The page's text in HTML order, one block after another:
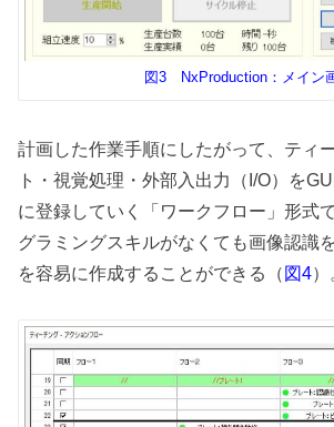
図3 NxProduction：メイン
計画した作業手順にしたがって、ティ
ト・視覚処理・外部入出力（I/O）を
に登録していく「ワークフロー」形式
グラミングスキルがなくても画像認識
を容易に作成することができる（ 図4）